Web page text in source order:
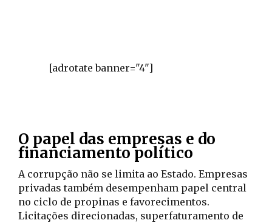
[adrotate banner="4"]
O papel das empresas e do
financiamento político
A corrupção não se limita ao Estado. Empresas
privadas também desempenham papel central
no ciclo de propinas e favorecimentos.
Licitações direcionadas, superfaturamento de